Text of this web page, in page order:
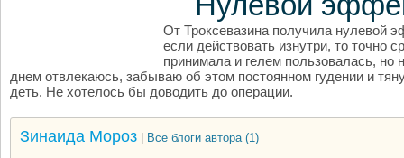
От Троксевазина получила нулевой
если действовать изнутри, то точно
принимала и гелем пользовалась,
днем отвлекаюсь, забываю об этом постоянном гудении и
деть. Не хотелось бы доводить до операции.
Зинаида Мороз Все блоги автора (1)